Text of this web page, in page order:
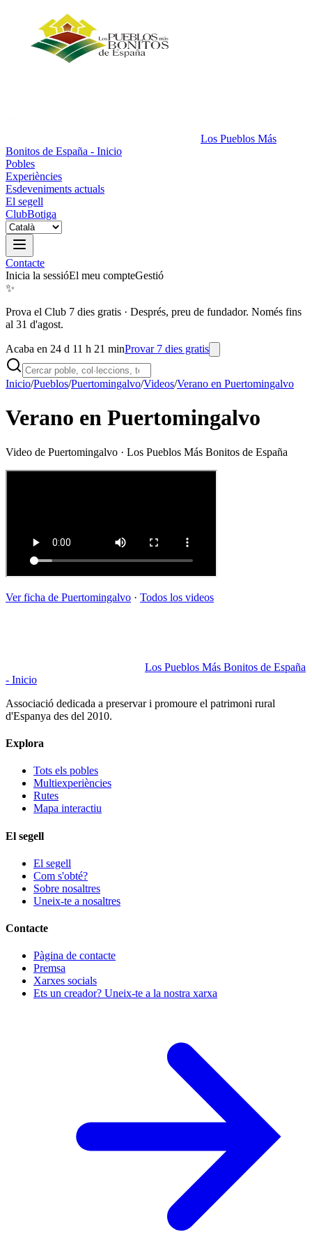
Los Pueblos Más
Bonitos de España - Inicio
Pobles
Experiències
Esdeveniments actuals
El segell
ClubBotiga
Contacte
Inicia la sessióEl meu compteGestió
✨
Prova el Club 7 dies gratis · Després, preu de fundador. Només fins
al 31 d'agost.
Acaba en 24 d 11 h 21 minProvar 7 dies gratis
Inicio/Pueblos/Puertomingalvo/Videos/Verano en Puertomingalvo
Verano en Puertomingalvo
Video de Puertomingalvo · Los Pueblos Más Bonitos de España
Ver ficha de Puertomingalvo · Todos los videos
Los Pueblos Más Bonitos de España
- Inicio
Associació dedicada a preservar i promoure el patrimoni rural
d'Espanya des del 2010.
Explora
Tots els pobles
Multiexperiències
Rutes
Mapa interactiu
El segell
El segell
Com s'obté?
Sobre nosaltres
Uneix-te a nosaltres
Contacte
Pàgina de contacte
Premsa
Xarxes socials
Ets un creador? Uneix-te a la nostra xarxa